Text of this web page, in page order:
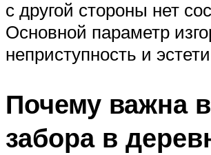
с другой стороны нет
Основной параметр
неприступность и
Почему важна
забора в